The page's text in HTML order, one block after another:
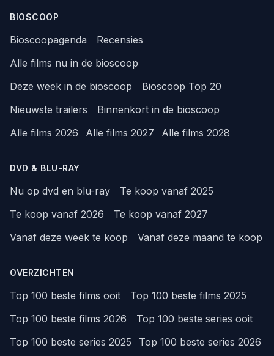
BIOSCOOP
Bioscoopagenda
Recensies
Alle films nu in de bioscoop
Deze week in de bioscoop
Bioscoop Top 20
Nieuwste trailers
Binnenkort in de bioscoop
Alle films 2026
Alle films 2027 Alle films 2028
DVD & BLU-RAY
Nu op dvd en blu-ray
Te koop vanaf 2025
Te koop vanaf 2026
Te koop vanaf 2027
Vanaf deze week te koop
Vanaf deze maand te koop
OVERZICHTEN
Top 100 beste films ooit
Top 100 beste films 2025
Top 100 beste films 2026
Top 100 beste series ooit
Top 100 beste series 2025
Top 100 beste series 2026